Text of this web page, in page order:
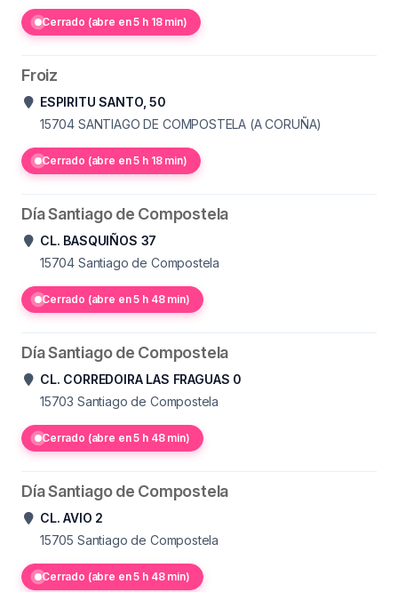
Cerrado (abre en 5 h 18 min)
Froiz
ESPIRITU SANTO, 50
15704 SANTIAGO DE COMPOSTELA (A CORUÑA)
Cerrado (abre en 5 h 18 min)
Día Santiago de Compostela
CL. BASQUIÑOS 37
15704 Santiago de Compostela
Cerrado (abre en 5 h 48 min)
Día Santiago de Compostela
CL. CORREDOIRA LAS FRAGUAS 0
15703 Santiago de Compostela
Cerrado (abre en 5 h 48 min)
Día Santiago de Compostela
CL. AVIO 2
15705 Santiago de Compostela
Cerrado (abre en 5 h 48 min)